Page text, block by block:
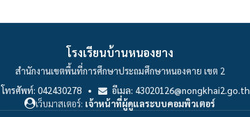
โรงเรียนบ้านหนองยาง
สำนักงานเขตพื้นที่การศึกษาประถมศึกษาหนองคาย เขต 2
โทรศัพท์: 042430278 •
อีเมล: 43020126@nongkhai2.go.th
เว็บมาสเตอร์: เจ้าหน้าที่ผู้ดูแลระบบคอมพิวเตอร์